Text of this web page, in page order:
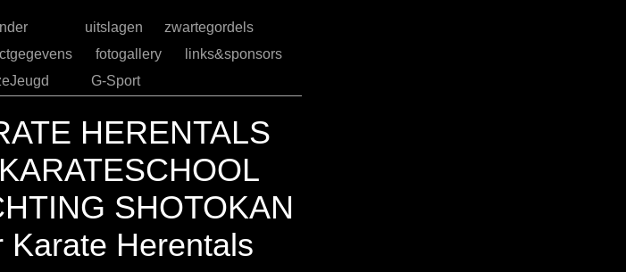
uitslagen
G-Sport
fotogallery
zwartegordels
links&sponsors
HERENTALS
SHOTOKAN
Karate Herentals